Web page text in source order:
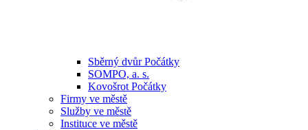
Sběrný dvůr Počátky
SOMPO, a. s.
Kovošrot Počátky
Firmy ve městě
Služby ve městě
Instituce ve městě